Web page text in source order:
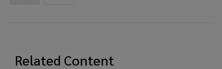
Related Content